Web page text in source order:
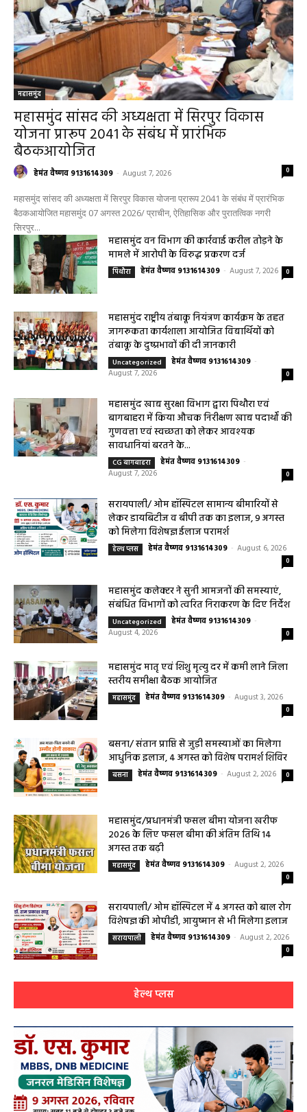
महासमुंद
महासमुंद सांसद की अध्यक्षता में सिरपुर विकास
योजना प्रारूप 2041 के संबंध में प्रारंभिक
बैठकआयोजित
हेमंत वैष्णव 9131614309 - August 7, 2026 0
महासमुंद सांसद की अध्यक्षता में सिरपुर विकास योजना प्रारूप 2041 के संबंध में प्रारंभिक
बैठकआयोजित महासमुंद 07 अगस्त 2026/ प्राचीन, ऐतिहासिक और पुरातत्विक नगरी
सिरपुर...
महासमुंद वन विभाग की कार्रवाई करील तोड़ने के
मामले में आरोपी के विरुद्ध प्रकरण दर्ज
पिथौरा हेमंत वैष्णव 9131614309 - August 7, 2026 0
महासमुंद राष्ट्रीय तंबाकू नियंत्रण कार्यक्रम के तहत
जागरूकता कार्यशाला आयोजित विद्यार्थियों को
तंबाकू के दुष्प्रभावों की दी जानकारी
Uncategorized हेमंत वैष्णव 9131614309 -
August 7, 2026
0
महासमुंद खाद्य सुरक्षा विभाग द्वारा पिथौरा एवं
बागबाहरा में किया औचक निरीक्षण खाद्य पदार्थों की
गुणवत्ता एवं स्वच्छता को लेकर आवश्यक
सावधानियां बरतने के...
CG बागबाहरा हेमंत वैष्णव 9131614309 -
August 7, 2026
0
सरायपाली/ ओम हॉस्पिटल सामान्य बीमारियों से
लेकर डायबिटीज व बीपी तक का इलाज, 9 अगस्त
को मिलेगा विशेषज्ञ ईलाज परामर्श
हेल्थ प्लस हेमंत वैष्णव 9131614309 - August 6, 2026
0
महासमुंद कलेक्टर ने सुनी आमजनों की समस्याएं,
संबंधित विभागों को त्वरित निराकरण के दिए निर्देश
Uncategorized हेमंत वैष्णव 9131614309 -
August 4, 2026
0
महासमुंद मातृ एवं शिशु मृत्यु दर में कमी लाने जिला
स्तरीय समीक्षा बैठक आयोजित
महासमुंद हेमंत वैष्णव 9131614309 - August 3, 2026
0
बसना/ संतान प्राप्ति से जुड़ी समस्याओं का मिलेगा
आधुनिक इलाज, 4 अगस्त को विशेष परामर्श शिविर
बसना हेमंत वैष्णव 9131614309 - August 2, 2026 0
महासमुंद/प्रधानमंत्री फसल बीमा योजना खरीफ
2026 के लिए फसल बीमा की अंतिम तिथि 14
अगस्त तक बढ़ी
महासमुंद हेमंत वैष्णव 9131614309 - August 2, 2026
0
सरायपाली/ ओम हॉस्पिटल में 4 अगस्त को बाल रोग
विशेषज्ञ की ओपीडी, आयुष्मान से भी मिलेगा इलाज
सरायपाली हेमंत वैष्णव 9131614309 - August 2, 2026
0
हेल्थ प्लस